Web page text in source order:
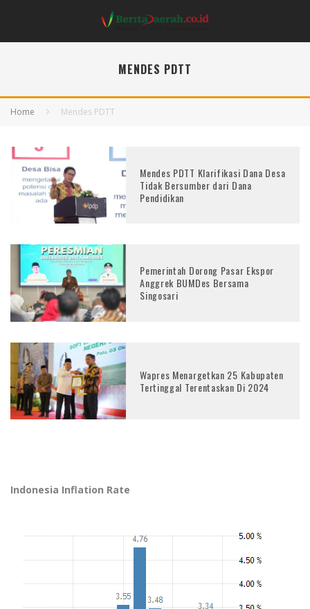
MENDES PDTT
Home Mendes PDTT
Mendes PDTT Klarifikasi Dana Desa
Tidak Bersumber dari Dana
Pendidikan
Pemerintah Dorong Pasar Ekspor
Anggrek BUMDes Bersama
Singosari
Wapres Menargetkan 25 Kabupaten
Tertinggal Terentaskan Di 2024
Indonesia Inflation Rate